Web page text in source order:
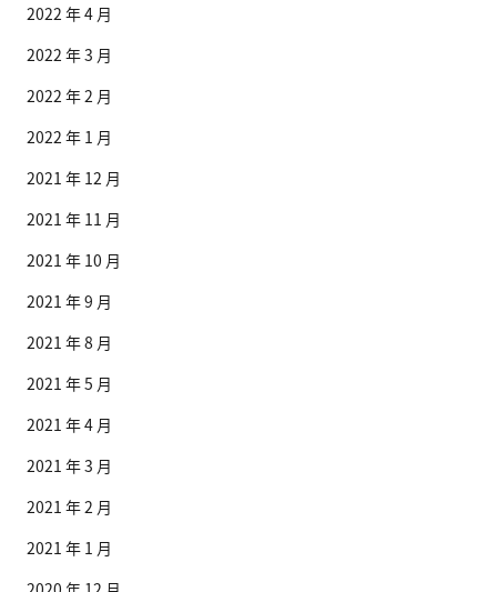
2022 年 4 月
2022 年 3 月
2022 年 2 月
2022 年 1 月
2021 年 12 月
2021 年 11 月
2021 年 10 月
2021 年 9 月
2021 年 8 月
2021 年 5 月
2021 年 4 月
2021 年 3 月
2021 年 2 月
2021 年 1 月